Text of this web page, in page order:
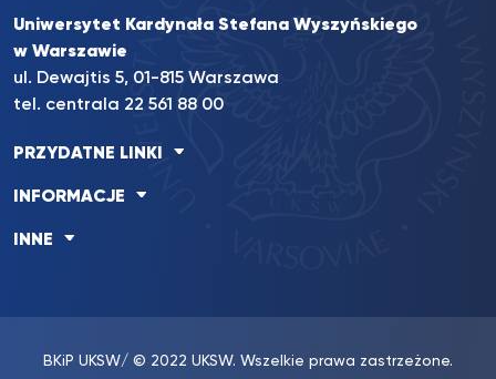
Uniwersytet Kardynała Stefana Wyszyńskiego
w Warszawie
ul. Dewajtis 5, 01-815 Warszawa
tel. centrala 22 561 88 00
PRZYDATNE LINKI
INFORMACJE
INNE
BKiP UKSW/ © 2022 UKSW. Wszelkie prawa zastrzeżone.